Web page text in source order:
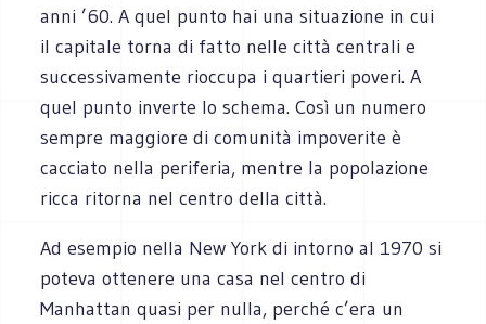
anni ’60. A quel punto hai una situazione in cui
il capitale torna di fatto nelle città centrali e
successivamente rioccupa i quartieri poveri. A
quel punto inverte lo schema. Così un numero
sempre maggiore di comunità impoverite è
cacciato nella periferia, mentre la popolazione
ricca ritorna nel centro della città.
Ad esempio nella New York di intorno al 1970 si
poteva ottenere una casa nel centro di
Manhattan quasi per nulla, perché c’era un